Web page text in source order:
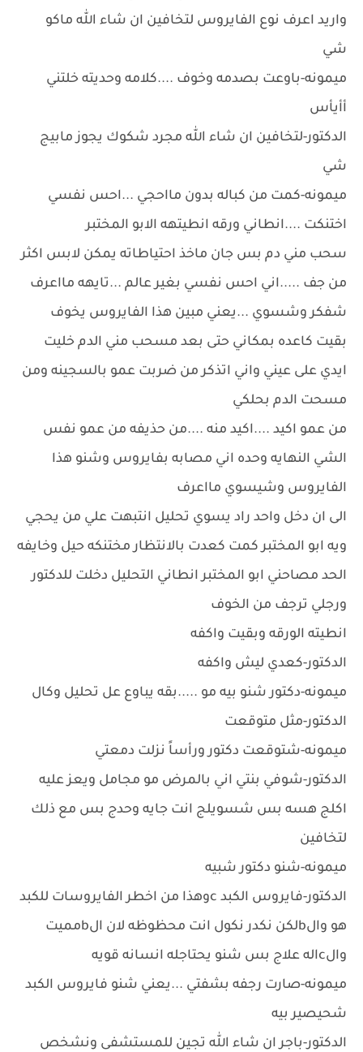
واريد اعرف نوع الفايروس لتخافين ان شاء الله ماكو
شي
ميمونه-باوعت بصدمه وخوف ....كلامه وحديته خلتني
أأيأس
الدكتور-لتخافين ان شاء الله مجرد شكوك يجوز مابيج
شي
ميمونه-كمت من كباله بدون مااحجي ...احس نفسي
اختنكت ....انطاني ورقه انطيتهه الابو المختبر
سحب مني دم بس جان ماخذ احتياطاته يمكن لابس اكثر
من جف .....اني احس نفسي بغير عالم ...تايهه مااعرف
شفكر وشسوي ...يعني مبين هذا الفايروس يخوف
بقيت كاعده بمكاني حتى بعد مسحب مني الدم خليت
ايدي على عيني واني اتذكر من ضربت عمو بالسجينه ومن
مسحت الدم بحلكي
من عمو اكيد ....اكيد منه ....من حذيفه من عمو نفس
الشي النهايه وحده اني مصابه بفايروس وشنو هذا
الفايروس وشيسوي مااعرف
الى ان دخل واحد راد يسوي تحليل انتبهت علي من يحجي
ويه ابو المختبر كمت كعدت بالانتظار مختنكه حيل وخايفه
الحد مصاحني ابو المختبر انطاني التحليل دخلت للدكتور
ورجلي ترجف من الخوف
انطيته الورقه وبقيت واكفه
الدكتور-كعدي ليش واكفه
ميمونه-دكتور شنو بيه مو .....بقه يباوع عل تحليل وكال
الدكتور-مثل متوقعت
ميمونه-شتوقعت دكتور ورأساً نزلت دمعتي
الدكتور-شوفي بنتي اني بالمرض مو مجامل ويعز عليه
اكلج هسه بس شسويلج انت جايه وحدج بس مع ذلك
لتخافين
ميمونه-شنو دكتور شبيه
الدكتور-فايروس الكبد cوهذا من اخطر الفايروسات للكبد
هو والbلكن نكدر نكول انت محظوظه لان الbمميت
والcاله علاج بس شنو يحتاجله انسانه قويه
ميمونه-صارت رجفه بشفتي ...يعني شنو فايروس الكبد
شحيصير بيه
الدكتور-باجر ان شاء الله تجين للمستشفى ونشخص